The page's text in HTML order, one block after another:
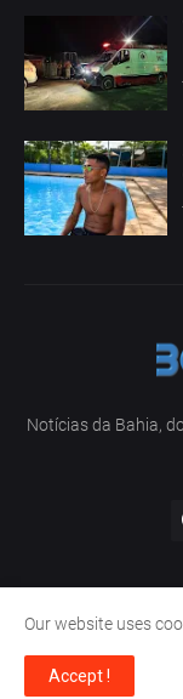
Notícias da Bahia,
Our website uses
Accept !